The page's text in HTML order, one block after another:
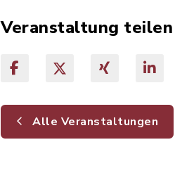
Veranstaltung teilen
Alle Veranstaltungen